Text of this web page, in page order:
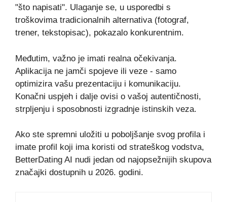
"što napisati". Ulaganje se, u usporedbi s
troškovima tradicionalnih alternativa (fotograf,
trener, tekstopisac), pokazalo konkurentnim.
Međutim, važno je imati realna očekivanja.
Aplikacija ne jamči spojeve ili veze - samo
optimizira vašu prezentaciju i komunikaciju.
Konačni uspjeh i dalje ovisi o vašoj autentičnosti,
strpljenju i sposobnosti izgradnje istinskih veza.
Ako ste spremni uložiti u poboljšanje svog profila i
imate profil koji ima koristi od strateškog vodstva,
BetterDating AI nudi jedan od najopsežnijih skupova
značajki dostupnih u 2026. godini.